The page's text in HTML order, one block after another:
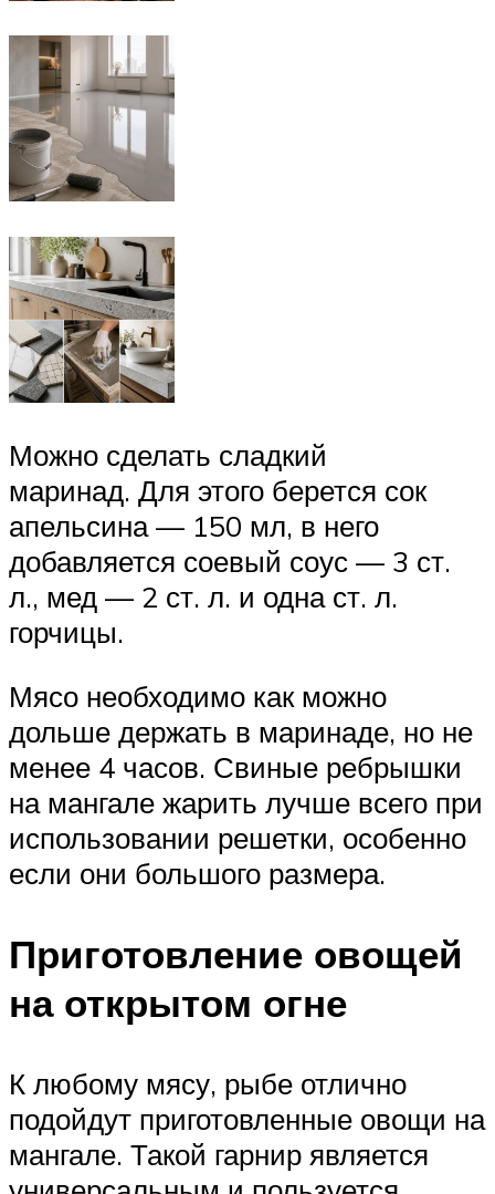
Можно сделать сладкий
маринад. Для этого берется сок
апельсина — 150 мл, в него
добавляется соевый соус — 3 ст.
л., мед — 2 ст. л. и одна ст. л.
горчицы.
Мясо необходимо как можно
дольше держать в маринаде, но не
менее 4 часов. Свиные ребрышки
на мангале жарить лучше всего при
использовании решетки, особенно
если они большого размера.
Приготовление овощей
на открытом огне
К любому мясу, рыбе отлично
подойдут приготовленные овощи на
мангале. Такой гарнир является